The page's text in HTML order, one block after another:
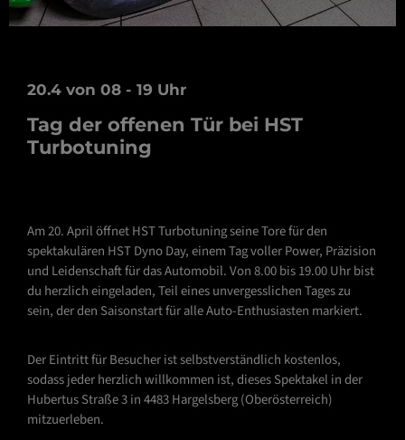
20.4 von 08 - 19 Uhr
Tag der offenen Tür bei HST
Turbotuning
Am 20. April öffnet HST Turbotuning seine Tore für den
spektakulären HST Dyno Day, einem Tag voller Power, Präzision
und Leidenschaft für das Automobil. Von 8.00 bis 19.00 Uhr bist
du herzlich eingeladen, Teil eines unvergesslichen Tages zu
sein, der den Saisonstart für alle Auto-Enthusiasten markiert.
Der Eintritt für Besucher ist selbstverständlich kostenlos,
sodass jeder herzlich willkommen ist, dieses Spektakel in der
Hubertus Straße 3 in 4483 Hargelsberg (Oberösterreich)
mitzuerleben.